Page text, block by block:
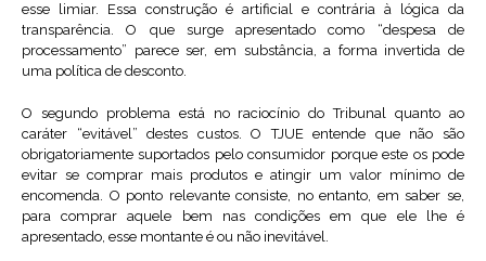
esse limiar. Essa construção é artificial e contrária à lógica da
transparência. O que surge apresentado como “despesa de
processamento” parece ser, em substância, a forma invertida de
uma política de desconto.
O segundo problema está no raciocínio do Tribunal quanto ao
caráter “evitável” destes custos. O TJUE entende que não são
obrigatoriamente suportados pelo consumidor porque este os pode
evitar se comprar mais produtos e atingir um valor mínimo de
encomenda. O ponto relevante consiste, no entanto, em saber se,
para comprar aquele bem nas condições em que ele lhe é
apresentado, esse montante é ou não inevitável.